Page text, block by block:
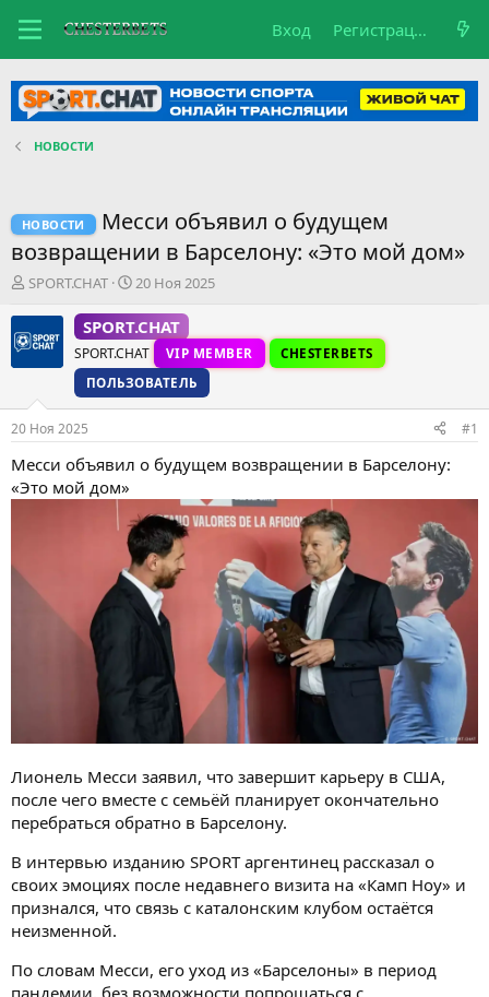
Вход Регистрация
НОВОСТИ
НОВОСТИ
Месси объявил о будущем
возвращении в Барселону: «Это мой дом»
А
т
о
е
м
ы
SPORT.CHAT
Д
т
а
н
а
ч
л
а
20 Ноя 2025
SPORT.CHAT
SPORT.CHAT VIP MEMBER
CHESTERBETS
ПОЛЬЗОВАТЕЛЬ
20 Ноя 2025 #1
Месси объявил о будущем возвращении в Барселону:
«Это мой дом»
Лионель Месси заявил, что завершит карьеру в США,
после чего вместе с семьёй планирует окончательно
перебраться обратно в Барселону.
В интервью изданию SPORT аргентинец рассказал о
своих эмоциях после недавнего визита на «Камп Ноу» и
признался, что связь с каталонским клубом остаётся
неизменной.
По словам Месси, его уход из «Барселоны» в период